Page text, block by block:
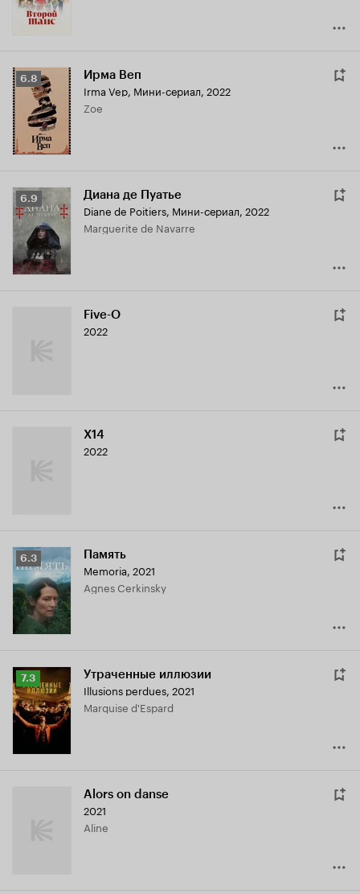
Рейтинг
Кинопоиска
6.8
6.8 Ирма Веп
Irma Vep, Мини-сериал, 2022
Zoe
Рейтинг
Кинопоиска
6.9
6.9 Диана де Пуатье
Diane de Poitiers, Мини-сериал, 2022
Marguerite de Navarre
Five-O
2022
X14
2022
Рейтинг
Кинопоиска
6.3
6.3 Память
Memoria, 2021
Agnes Cerkinsky
Рейтинг
Кинопоиска
7.3
7.3 Утраченные иллюзии
Illusions perdues, 2021
Marquise d'Espard
Alors on danse
2021
Aline